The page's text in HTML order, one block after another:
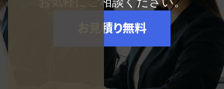
お見積り無料